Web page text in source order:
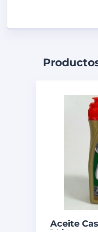
Aceite